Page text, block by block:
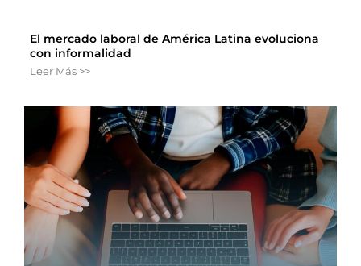
El mercado laboral de América Latina evoluciona
con informalidad
Leer Más >>